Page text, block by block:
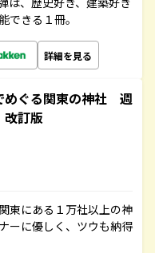
できる１冊。
詳細を見る
ぐる関東の神社 週
訂版
東にある１万社以上の神
ーに優しく、ツウも納得